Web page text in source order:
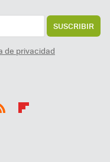
SUSCRIBIR
de privacidad